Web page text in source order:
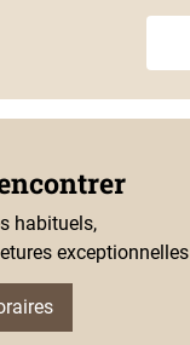
habituels,
exceptionnelles